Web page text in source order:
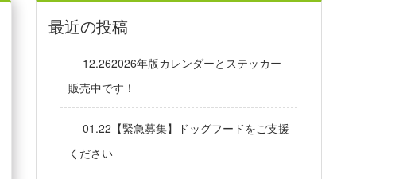
最近の投稿
12.262026年版カレンダーとステッカー
販売中です！
01.22【緊急募集】ドッグフードをご支援
ください